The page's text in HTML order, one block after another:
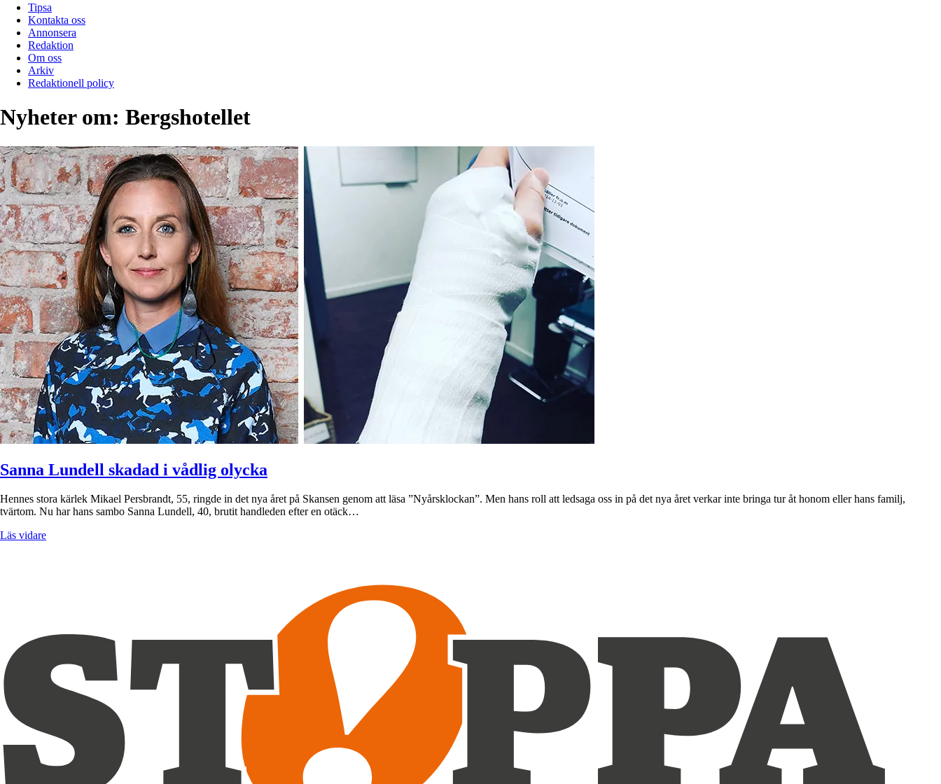
Tipsa
Kontakta oss
Annonsera
Redaktion
Om oss
Arkiv
Redaktionell policy
Nyheter om: Bergshotellet
Sanna Lundell skadad i vådlig olycka
Hennes stora kärlek Mikael Persbrandt, 55, ringde in det nya året på Skansen genom att läsa ”Nyårsklockan”. Men hans roll att ledsaga oss in på det nya året verkar inte bringa tur åt honom eller hans familj,
tvärtom. Nu har hans sambo Sanna Lundell, 40, brutit handleden efter en otäck…
Läs vidare